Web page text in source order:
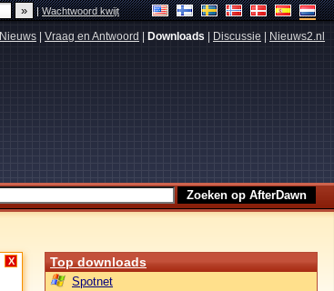
|Wachtwoord kwijt
Nieuws Vraag en Antwoord Downloads Discussie Nieuws2.nl
X Top downloads
Spotnet